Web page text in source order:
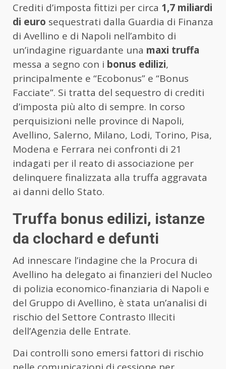
Crediti d’imposta fittizi per circa 1,7 miliardi
di euro sequestrati dalla Guardia di Finanza
di Avellino e di Napoli nell’ambito di
un’indagine riguardante una maxi truffa
messa a segno con i bonus edilizi,
principalmente e “Ecobonus” e “Bonus
Facciate”. Si tratta del sequestro di crediti
d’imposta più alto di sempre. In corso
perquisizioni nelle province di Napoli,
Avellino, Salerno, Milano, Lodi, Torino, Pisa,
Modena e Ferrara nei confronti di 21
indagati per il reato di associazione per
delinquere finalizzata alla truffa aggravata
ai danni dello Stato.
Truffa bonus edilizi, istanze
da clochard e defunti
Ad innescare l’indagine che la Procura di
Avellino ha delegato ai finanzieri del Nucleo
di polizia economico-finanziaria di Napoli e
del Gruppo di Avellino, è stata un’analisi di
rischio del Settore Contrasto Illeciti
dell’Agenzia delle Entrate.
Dai controlli sono emersi fattori di rischio